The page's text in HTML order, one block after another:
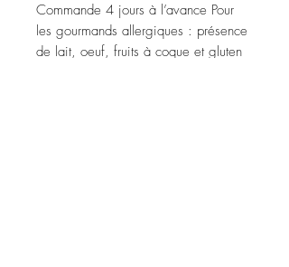
Commande 4 jours à l’avance Pour
les gourmands allergiques : présence
de lait, oeuf, fruits à coque et gluten